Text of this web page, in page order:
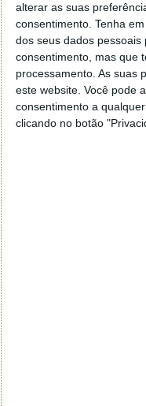
alterar as suas
consentimento. Tenha
dos seus dados
consentimento, mas que
processamento. As suas
este website. Você pode
consentimento a
clicando no botão
janela iniciar e
rato faz
clica no botão
geral a opção
navegar e o
vais ao teu
‘Opções’ ou
logo perto do